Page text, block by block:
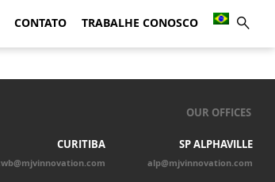
CONTATO TRABALHE CONOSCO
OUR OFFICES
CURITIBA SP ALPHAVILLE
alp@mjvinnovation.com